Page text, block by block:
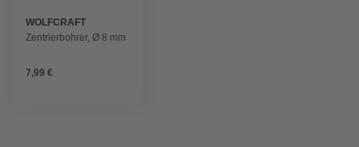
WOLFCRAFT
Zentrierbohrer, Ø 8 mm
7,99 €